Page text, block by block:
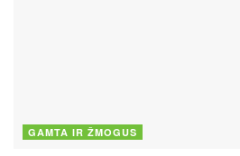
GAMTA IR ŽMOGUS